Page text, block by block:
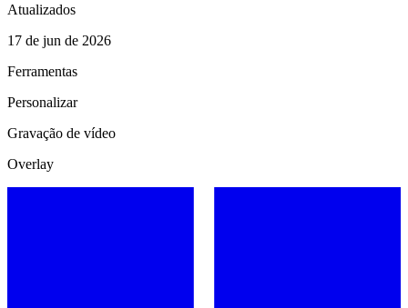
Atualizados
17 de jun de 2026
Ferramentas
Personalizar
Gravação de vídeo
Overlay